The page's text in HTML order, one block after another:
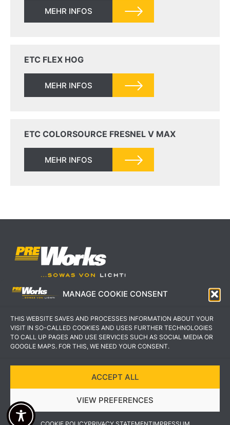
MANAGE COOKIE CONSENT
THIS WEBSITE SAVES AND PROCESSES INFORMATION ABOUT YOUR
VISIT IN SO-CALLED COOKIES AND USES FURTHER TECHNOLOGIES
TO CALL UP PAGES AND USE SERVICES SUCH AS SOCIAL MEDIA OR
GOOGLE MAPS. FOR THIS, WE NEED YOUR CONSENT.
ACCEPT ALL
VIEW PREFERENCES
MEHR INFOS
ETC FLEX HOG
MEHR INFOS
ETC COLORSOURCE FRESNEL V MAX
MEHR INFOS
DATENSCHUTZERKLÄRUNG
KONTAKT
DESIGN UND UMSETZUNG VON VEKSDESIGN